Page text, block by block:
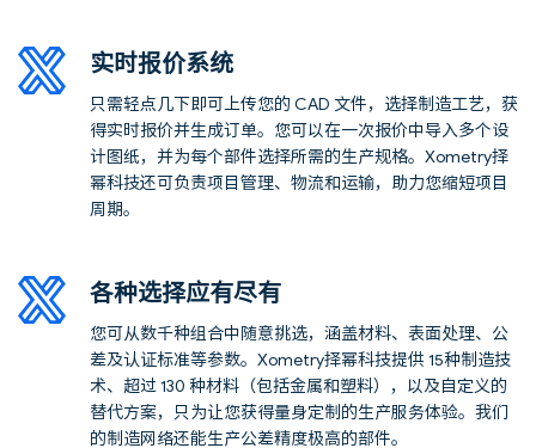
实时报价系统
只需轻点几下即可上传您的 CAD 文件，选择制造工艺，获
得实时报价并生成订单。您可以在一次报价中导入多个设
计图纸，并为每个部件选择所需的生产规格。 Xometry择
幂科技还可负责项目管理、物流和运输，助力您缩短项目
周期。
各种选择应有尽有
您可从数千种组合中随意挑选，涵盖材料、表面处理、公
差及认证标准等参数。 Xometry择幂科技提供 15种制造技
术、超过 130 种材料（包括金属和塑料），以及自定义的
替代方案，只为让您获得量身定制的生产服务体验。我们
的制造网络还能生产公差精度极高的部件。